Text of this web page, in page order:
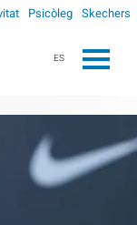
Psicòleg Skechers
ES